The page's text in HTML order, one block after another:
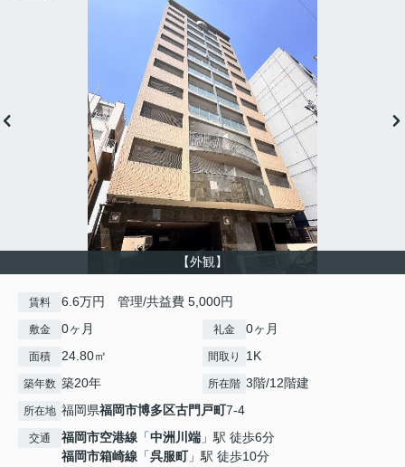
【外観】
賃料 6.6万円 管理/共益費 5,000円
敷金 0ヶ月 礼金 0ヶ月
面積 24.80㎡ 間取り 1K
築年数 築20年 所在階 3階/12階建
所在地 福岡県福岡市博多区古門戸町7-4
交通 福岡市空港線 「中洲川端 」駅 徒歩6分
福岡市箱崎線 「呉服町」駅 徒歩10分